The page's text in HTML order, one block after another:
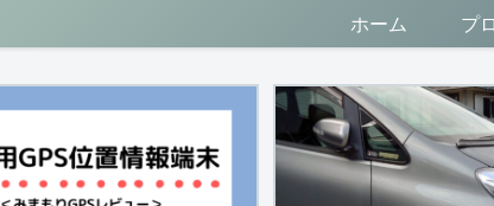
ホーム プ